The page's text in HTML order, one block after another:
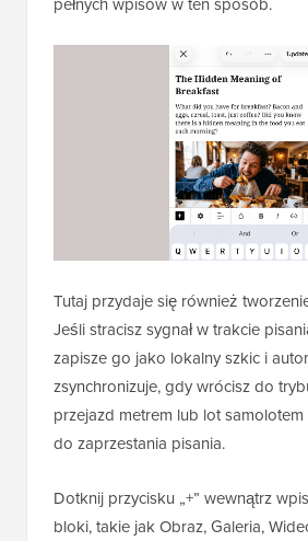
Tutaj przydaje się również
Jeśli stracisz sygnał w trakcie
zapisze go jako lokalny szkic i
zsynchronizuje, gdy wrócisz do
przejazd metrem lub lot
do zaprzestania pisania.
Dotknij przycisku „+” wewnątrz
bloki, takie jak Obraz, Galeria,